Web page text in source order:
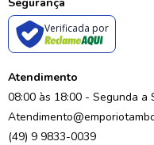
Verificada por
Atendimento
08:00 às 18:00 - Segunda a
(49) 9 9833-0039